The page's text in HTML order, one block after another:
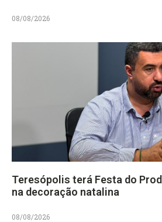
08/08/2026
Teresópolis terá Festa do
na decoração natalina
08/08/2026